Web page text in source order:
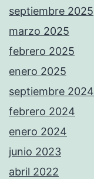
septiembre 2025
marzo 2025
febrero 2025
enero 2025
septiembre 2024
febrero 2024
enero 2024
junio 2023
abril 2022